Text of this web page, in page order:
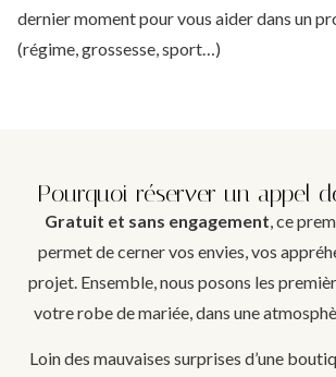
dernier moment pour vous aider dans un
(régime, grossesse, sport…)
Pourquoi réserver un appel
Gratuit et sans engagement , ce
permet de cerner vos envies, vos
projet. Ensemble, nous posons les
votre robe de mariée, dans une
Loin des mauvaises surprises d’une